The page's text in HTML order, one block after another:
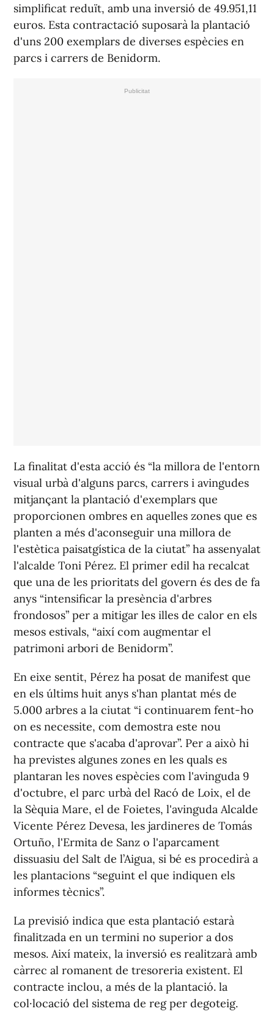
simplificat reduït, amb una inversió de 49.951,11
euros. Esta contractació suposarà la plantació
d'uns 200 exemplars de diverses espècies en
parcs i carrers de Benidorm.
La finalitat d'esta acció és “la millora de l'entorn
visual urbà d'alguns parcs, carrers i avingudes
mitjançant la plantació d'exemplars que
proporcionen ombres en aquelles zones que es
planten a més d'aconseguir una millora de
l'estètica paisatgística de la ciutat” ha assenyalat
l'alcalde Toni Pérez. El primer edil ha recalcat
que una de les prioritats del govern és des de fa
anys “intensificar la presència d'arbres
frondosos” per a mitigar les illes de calor en els
mesos estivals, “així com augmentar el
patrimoni arbori de Benidorm”.
En eixe sentit, Pérez ha posat de manifest que
en els últims huit anys s'han plantat més de
5.000 arbres a la ciutat “i continuarem fent-ho
on es necessite, com demostra este nou
contracte que s'acaba d'aprovar”. Per a això hi
ha previstes algunes zones en les quals es
plantaran les noves espècies com l'avinguda 9
d'octubre, el parc urbà del Racó de Loix, el de
la Sèquia Mare, el de Foietes, l'avinguda Alcalde
Vicente Pérez Devesa, les jardineres de Tomás
Ortuño, l'Ermita de Sanz o l'aparcament
dissuasiu del Salt de l’Aigua, si bé es procedirà a
les plantacions “seguint el que indiquen els
informes tècnics”.
La previsió indica que esta plantació estarà
finalitzada en un termini no superior a dos
mesos. Així mateix, la inversió es realitzarà amb
càrrec al romanent de tresoreria existent. El
contracte inclou, a més de la plantació. la
col·locació del sistema de reg per degoteig.